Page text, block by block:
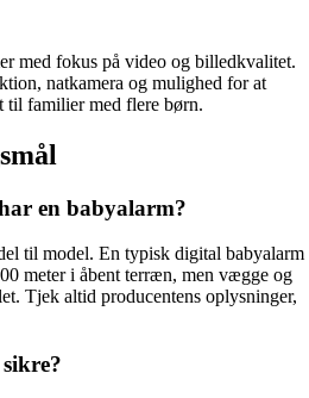
med fokus på video og billedkvalitet.
natkamera og mulighed for at
til familier med flere børn.
en babyalarm?
til model. En typisk digital babyalarm
meter i åbent terræn, men vægge og
Tjek altid producentens oplysninger,